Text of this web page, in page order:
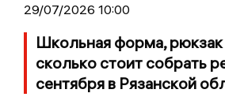
29/07/2026 10:00
Школьная форма, рюкзак
сколько стоит собрать
сентября в Рязанской